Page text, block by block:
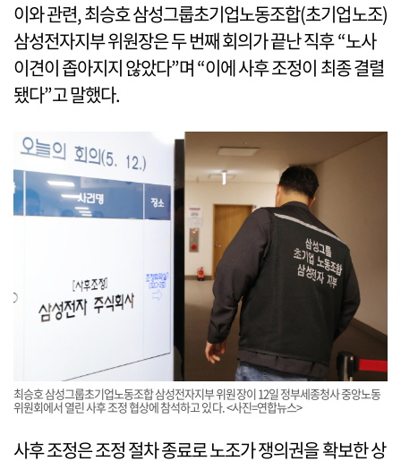
이와 관련, 최승호 삼성그룹초기업노동조합(초기업노조)
삼성전자지부 위원장은 두 번째 회의가 끝난 직후 “노사
이견이 좁아지지 않았다”며 “이에 사후 조정이 최종 결렬
됐다”고 말했다.
최승호 삼성그룹초기업노동조합 삼성전자지부 위원장이 12일 정부세종청사 중앙노동
위원회에서 열린 사후 조정 협상에 참석하고 있다. <사진=연합뉴스>
사후 조정은 조정 절차 종료로 노조가 쟁의권을 확보한 상